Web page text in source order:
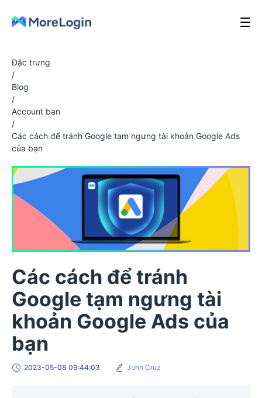
Đặc trưng
/
Blog
/
Account ban
/
Các cách để tránh Google tạm ngưng tài khoản Google Ads
của bạn
Các cách để tránh
Google tạm ngưng tài
khoản Google Ads của
bạn
2023-05-08 09:44:03 John Cruz